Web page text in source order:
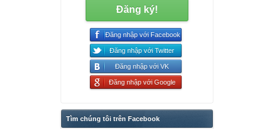
Đăng ký!
Đăng nhập với Facebook
Đăng nhập với Twitter
Đăng nhập với VK
Đăng nhập với Google
Tìm chúng tôi trên Facebook